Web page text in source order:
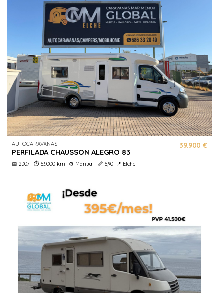
AUTOCARAVANAS
PERFILADA CHAUSSON ALEGRO 83
39.900 €
📅 2007 · ⏱️ 63.000 km · ⚙️ Manual · 📏 6,90 ·📍 Elche